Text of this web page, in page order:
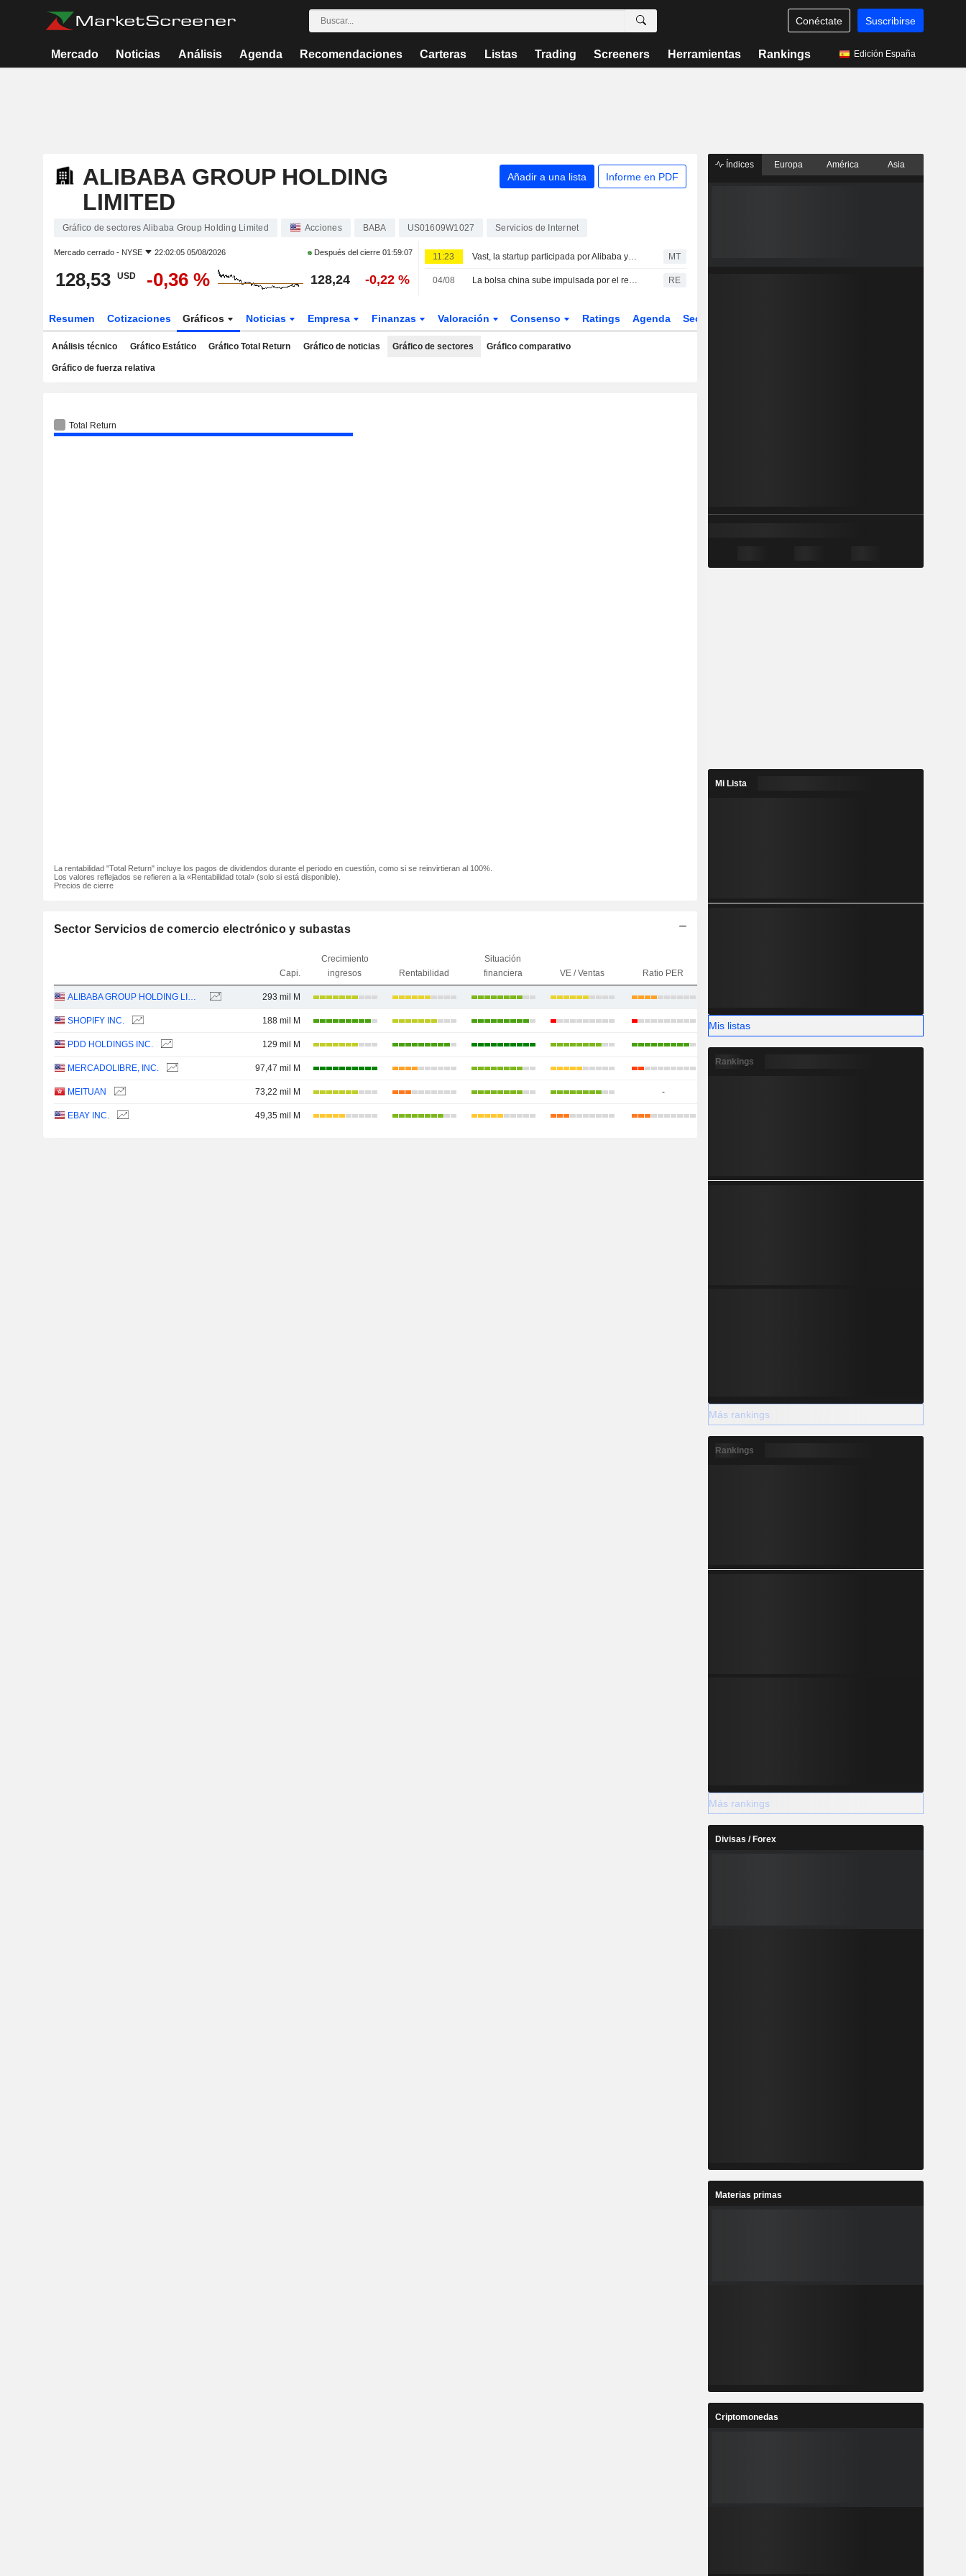
Conéctate Suscribirse
Mercado Noticias Análisis Agenda Recomendaciones Carteras Listas Trading Screeners Herramientas Rankings Edición España
ALIBABA GROUP HOLDING
LIMITED
Añadir a una lista Informe en PDF
Gráfico de sectores Alibaba Group Holding Limited Acciones BABA US01609W1027 Servicios de Internet
Mercado cerrado - NYSE 22:02:05 05/08/2026 Después del cierre01:59:07
128,53 USD -0,36 % 128,24 -0,22 %
11:23 Vast, la startup participada por Alibaba y Baidu, busca capital con una valoración de casi 2.000 millones USD MT
04/08 La bolsa china sube impulsada por el rebote de la inteligencia artificial y los semiconductores RE
Resumen Cotizaciones Gráficos Noticias Empresa Finanzas Valoración Consenso Ratings Agenda Sector
Análisis técnico Gráfico Estático Gráfico Total Return Gráfico de noticias Gráfico de sectores Gráfico comparativo
Gráfico de fuerza relativa
Total Return
La rentabilidad "Total Return" incluye los pagos de dividendos durante el periodo en cuestión, como si se reinvirtieran al 100%.
Los valores reflejados se refieren a la «Rentabilidad total» (solo si está disponible).
Precios de cierre
Sector Servicios de comercio electrónico y subastas
Capi.
Crecimiento
ingresos
Rentabilidad
Situación
financiera
VE / Ventas Ratio PER
ALIBABA GROUP HOLDING LIMITED 293 mil M
SHOPIFY INC. 188 mil M
PDD HOLDINGS INC. 129 mil M
MERCADOLIBRE, INC. 97,47 mil M
MEITUAN 73,22 mil M -
EBAY INC. 49,35 mil M
Índices Europa América Asia
Mi Lista
Mis listas
Rankings
Más rankings
Rankings
Más rankings
Divisas / Forex
Materias primas
Criptomonedas